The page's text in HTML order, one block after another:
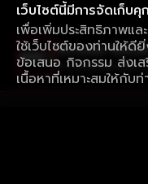
เว็บไซต์นี้มีการจัดเก็บคุ
เพื่อเพิ่มประสิทธิภาพแ
ใช้เว็บไซต์ของท่านให้
ข้อเสนอ กิจกรรม ส่งเ
เนื้อหาที่เหมาะสมให้กับท่
ใช้งานแอป ลื่นไหล
ดาวน์โหลดแอปเพื่อก